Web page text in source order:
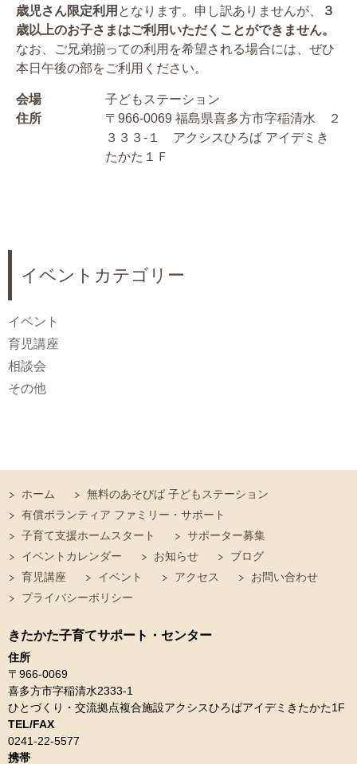
歳児さん限定利用 となります。申し訳ありませんが、
３
歳以上のお子さまはご利用いただくことができません。
なお、ご兄弟揃っての利用を希望される場合には、ぜひ
本日午後の部をご利用ください。
会場
子どもステーション
住所
〒966-0069 福島県喜多方市字稲清水 ２
３３３-１ アクシスひろば アイデミき
たかた１Ｆ
イベントカテゴリー
イベント
育児講座
相談会
その他
ホーム
無料のあそびば 子どもステーション
有償ボランティア ファミリー・サポート
子育て支援ホームスタート
サポーター募集
イベントカレンダー
お知らせ
ブログ
育児講座
イベント アクセス
お問い合わせ
プライバシーポリシー
きたかた子育てサポート・センター
住所
〒966-0069
喜多方市字稲清水2333-1
ひとづくり・交流拠点複合施設アクシスひろばアイデミきたかた1F
TEL/FAX
0241-22-5577
携帯